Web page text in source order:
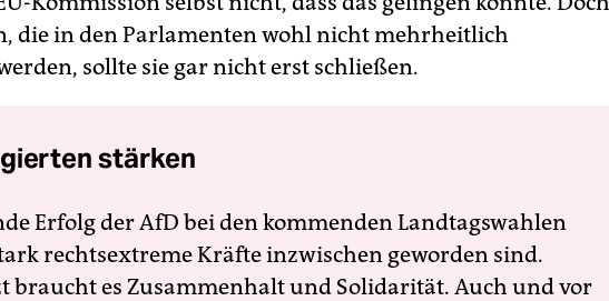
die in den Parlamenten wohl nicht mehrheitlich
sollte sie gar nicht erst schließen.
stärken
Erfolg der AfD bei den kommenden Landtagswahlen
rechtsextreme Kräfte inzwischen geworden sind.
braucht es Zusammenhalt und Solidarität. Auch und vor